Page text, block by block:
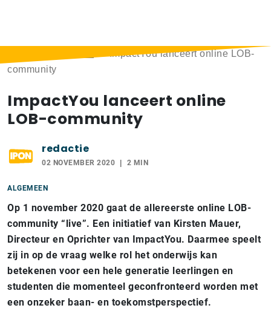
ImpactYou lanceert online LOB-
community
ImpactYou lanceert online
LOB-community
redactie
02 NOVEMBER 2020 2 MIN
ALGEMEEN
Op 1 november 2020 gaat de allereerste online LOB-
community “live”. Een initiatief van Kirsten Mauer,
Directeur en Oprichter van ImpactYou. Daarmee speelt
zij in op de vraag welke rol het onderwijs kan
betekenen voor een hele generatie leerlingen en
studenten die momenteel geconfronteerd worden met
een onzeker baan- en toekomstperspectief.